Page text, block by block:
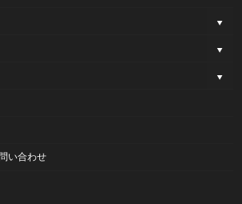
い合わせ